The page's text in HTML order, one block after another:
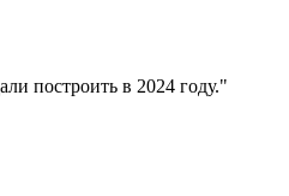
построить в 2024 году."